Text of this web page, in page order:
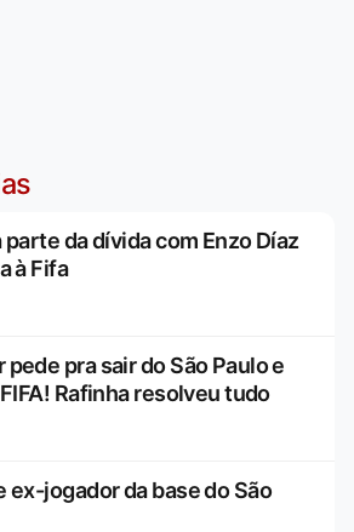
parte da dívida com Enzo Díaz
à Fifa
pede pra sair do São Paulo e
Rafinha resolveu tudo
ex-jogador da base do São